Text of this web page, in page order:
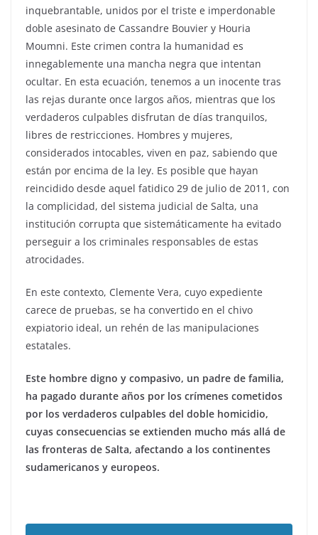
inquebrantable, unidos por el triste e imperdonable
doble asesinato de Cassandre Bouvier y Houria
Moumni. Este crimen contra la humanidad es
innegablemente una mancha negra que intentan
ocultar. En esta ecuación, tenemos a un inocente tras
las rejas durante once largos años, mientras que los
verdaderos culpables disfrutan de días tranquilos,
libres de restricciones. Hombres y mujeres,
considerados intocables, viven en paz, sabiendo que
están por encima de la ley. Es posible que hayan
reincidido desde aquel fatidico 29 de julio de 2011, con
la complicidad, del sistema judicial de Salta, una
institución corrupta que sistemáticamente ha evitado
perseguir a los criminales responsables de estas
atrocidades.
En este contexto, Clemente Vera, cuyo expediente
carece de pruebas, se ha convertido en el chivo
expiatorio ideal, un rehén de las manipulaciones
estatales.
Este hombre digno y compasivo, un padre de familia,
ha pagado durante años por los crímenes cometidos
por los verdaderos culpables del doble homicidio,
cuyas consecuencias se extienden mucho más allá de
las fronteras de Salta, afectando a los continentes
sudamericanos y europeos.